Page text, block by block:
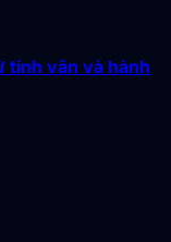
tinh vân và hành